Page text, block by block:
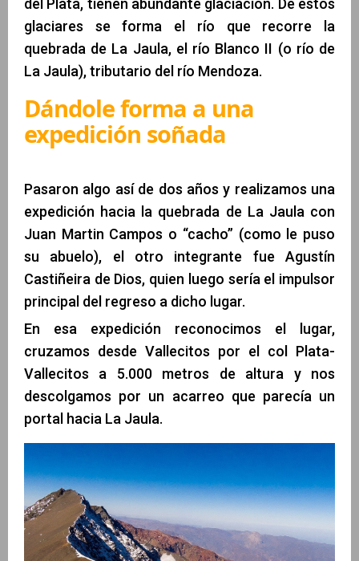
del Plata, tienen abundante glaciación. De estos
glaciares se forma el río que recorre la
quebrada de La Jaula, el río Blanco II (o río de
La Jaula), tributario del río Mendoza.
Dándole forma a una
expedición soñada
Pasaron algo así de dos años y realizamos una
expedición hacia la quebrada de La Jaula con
Juan Martin Campos o “cacho” (como le puso
su abuelo), el otro integrante fue Agustín
Castiñeira de Dios, quien luego sería el impulsor
principal del regreso a dicho lugar.
En esa expedición reconocimos el lugar,
cruzamos desde Vallecitos por el col Plata-
Vallecitos a 5.000 metros de altura y nos
descolgamos por un acarreo que parecía un
portal hacia La Jaula.